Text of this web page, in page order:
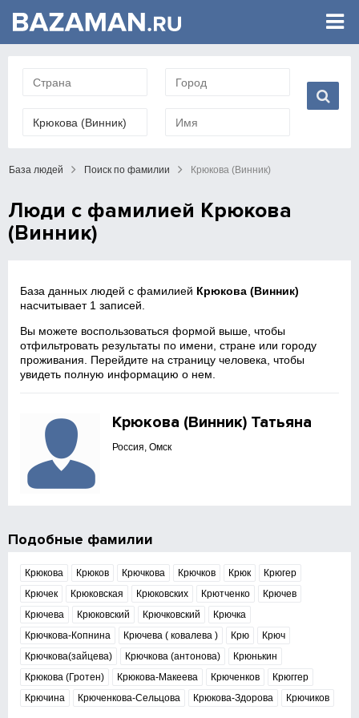
База людей Поиск по фамилии Крюкова (Винник)
Люди с фамилией Крюкова
(Винник)
База данных людей с фамилией Крюкова (Винник)
насчитывает 1 записей.
Вы можете воспользоваться формой выше, чтобы
отфильтровать результаты по имени, стране или городу
проживания. Перейдите на страницу человека, чтобы
увидеть полную информацию о нем.
Крюкова (Винник) Татьяна
Россия, Омск
Подобные фамилии
Крюкова Крюков Крючкова Крючков Крюк
Крюгер
Крючек
Крюковская Крюковских Крютченко
Крючев
Крючева
Крюковский Крючковский
Крючка
Крючкова-Копнина
Крючева ( ковалева ) Крю
Крюч
Крючкова(зайцева)
Крючкова (антонова)
Крюнькин
Крюкова (Гротен)
Крюкова-Макеева Крюченков
Крюггер
Крючина
Крюченкова-Сельцова Крюкова-Здорова Крючиков